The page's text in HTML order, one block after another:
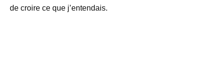
de croire ce que j’entendais.